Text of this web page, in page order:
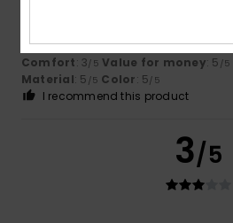
Lovely
Comfort: 3/5 Value for money: 5 /5
Material: 5 /5 Color: 5/5
I recommend this product
3/5